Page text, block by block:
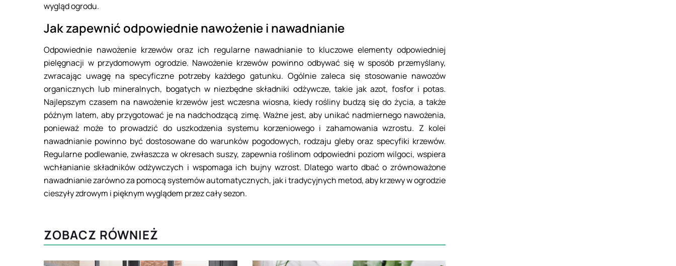
wygląd ogrodu.
Jak zapewnić odpowiednie nawożenie i nawadnianie
Odpowiednie nawożenie krzewów oraz ich regularne nawadnianie to kluczowe elementy odpowiedniej
pielęgnacji w przydomowym ogrodzie. Nawożenie krzewów powinno odbywać się w sposób przemyślany,
zwracając uwagę na specyficzne potrzeby każdego gatunku. Ogólnie zaleca się stosowanie nawozów
organicznych lub mineralnych, bogatych w niezbędne składniki odżywcze, takie jak azot, fosfor i potas.
Najlepszym czasem na nawożenie krzewów jest wczesna wiosna, kiedy rośliny budzą się do życia, a także
późnym latem, aby przygotować je na nadchodzącą zimę. Ważne jest, aby unikać nadmiernego nawożenia,
ponieważ może to prowadzić do uszkodzenia systemu korzeniowego i zahamowania wzrostu. Z kolei
nawadnianie powinno być dostosowane do warunków pogodowych, rodzaju gleby oraz specyfiki krzewów.
Regularne podlewanie, zwłaszcza w okresach suszy, zapewnia roślinom odpowiedni poziom wilgoci, wspiera
wchłanianie składników odżywczych i wspomaga ich bujny wzrost. Dlatego warto dbać o zrównoważone
nawadnianie zarówno za pomocą systemów automatycznych, jak i tradycyjnych metod, aby krzewy w ogrodzie
cieszyły zdrowym i pięknym wyglądem przez cały sezon.
ZOBACZ RÓWNIEŻ